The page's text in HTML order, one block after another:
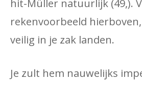
hit-Müller natuurlijk (49,).
rekenvoorbeeld
veilig in je zak landen.
Je zult hem nauwelijks